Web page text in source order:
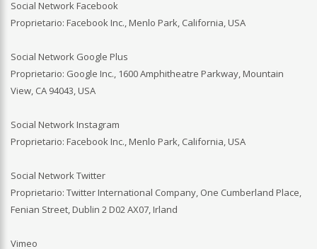
Social Network Facebook
Proprietario: Facebook Inc., Menlo Park, California, USA
Social Network Google Plus
Proprietario: Google Inc., 1600 Amphitheatre Parkway, Mountain
View, CA 94043, USA
Social Network Instagram
Proprietario: Facebook Inc., Menlo Park, California, USA
Social Network Twitter
Proprietario: Twitter International Company, One Cumberland Place,
Fenian Street, Dublin 2 D02 AX07, Irland
Vimeo